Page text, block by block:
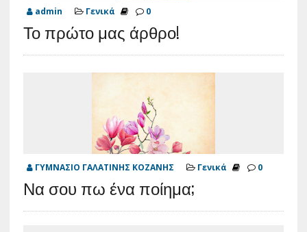
admin Γενικά 0
Το πρώτο μας άρθρο!
ΓΥΜΝΑΣΙΟ ΓΑΛΑΤΙΝΗΣ ΚΟΖΑΝΗΣ Γενικά 0
Να σου πω ένα ποίημα;